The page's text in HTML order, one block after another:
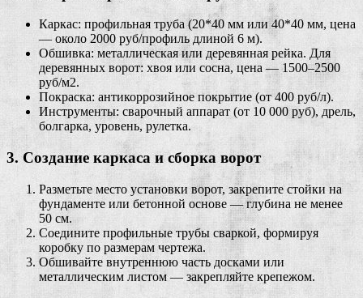
Каркас: профильная труба (20*40 мм или 40*40 мм, цена
— около 2000 руб/профиль длиной 6 м).
Обшивка: металлическая или деревянная рейка. Для
деревянных ворот: хвоя или сосна, цена — 1500–2500
руб/м2.
Покраска: антикоррозийное покрытие (от 400 руб/л).
Инструменты: сварочный аппарат (от 10 000 руб), дрель,
болгарка, уровень, рулетка.
3. Создание каркаса и сборка ворот
Разметьте место установки ворот, закрепите стойки на
фундаменте или бетонной основе — глубина не менее
50 см.
Соедините профильные трубы сваркой, формируя
коробку по размерам чертежа.
Обшивайте внутреннюю часть досками или
металлическим листом — закрепляйте крепежом.